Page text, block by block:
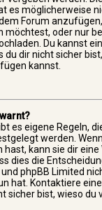
es möglicherweise
Forum
möchtest, oder nur
Du kannst
du dir nicht sicher
kannst.
es eigene Regeln,
werden.
hast, kann sie dir
dies die
phpBB Limited
hat. Kontaktiere
sicher bist, wieso du